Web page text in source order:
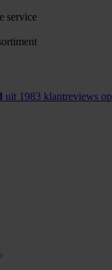
service
uit 1983 klantreviews op